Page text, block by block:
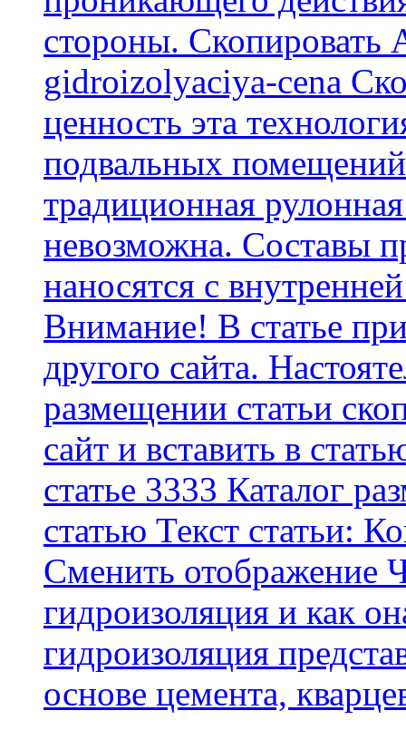
стороны. Скопировать
gidroizolyaciya-cena
ценность эта
подвальных
традиционная
невозможна. Составы
наносятся с
Внимание! В статье
другого сайта.
размещении статьи
сайт и вставить в
статье 3333 Каталог
статью Текст статьи:
Cменить отображение
гидроизоляция и как
гидроизоляция
основе цемента,